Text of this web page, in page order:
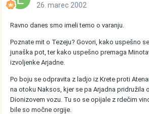
26. marec 2002
Ravno danes smo imeli temo o varanju.
Poznate mit o Tezeju? Govori, kako uspešno
junaška pot, ter kako uspešno premaga
izvoljenke Arjadne.
Po boju se odpravita z ladjo iz Krete proti
na otoku Naksos, kjer se pa Arjadna pridružila
Dionizovem vozu. Tu so se opijale z rdečim
bile so močne orgije.